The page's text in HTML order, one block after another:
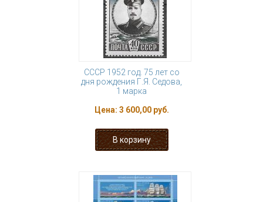
СССР 1952 год. 75 лет со
дня рождения Г.Я. Седова,
1 марка
Цена: 3 600,00 руб.